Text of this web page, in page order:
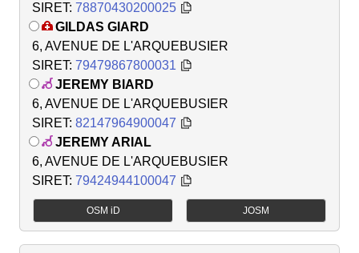
SIRET: 78870430200025
GILDAS GIARD
6, AVENUE DE L'ARQUEBUSIER
SIRET: 79479867800031
JEREMY BIARD
6, AVENUE DE L'ARQUEBUSIER
SIRET: 82147964900047
JEREMY ARIAL
6, AVENUE DE L'ARQUEBUSIER
SIRET: 79424944100047
OSM iD JOSM